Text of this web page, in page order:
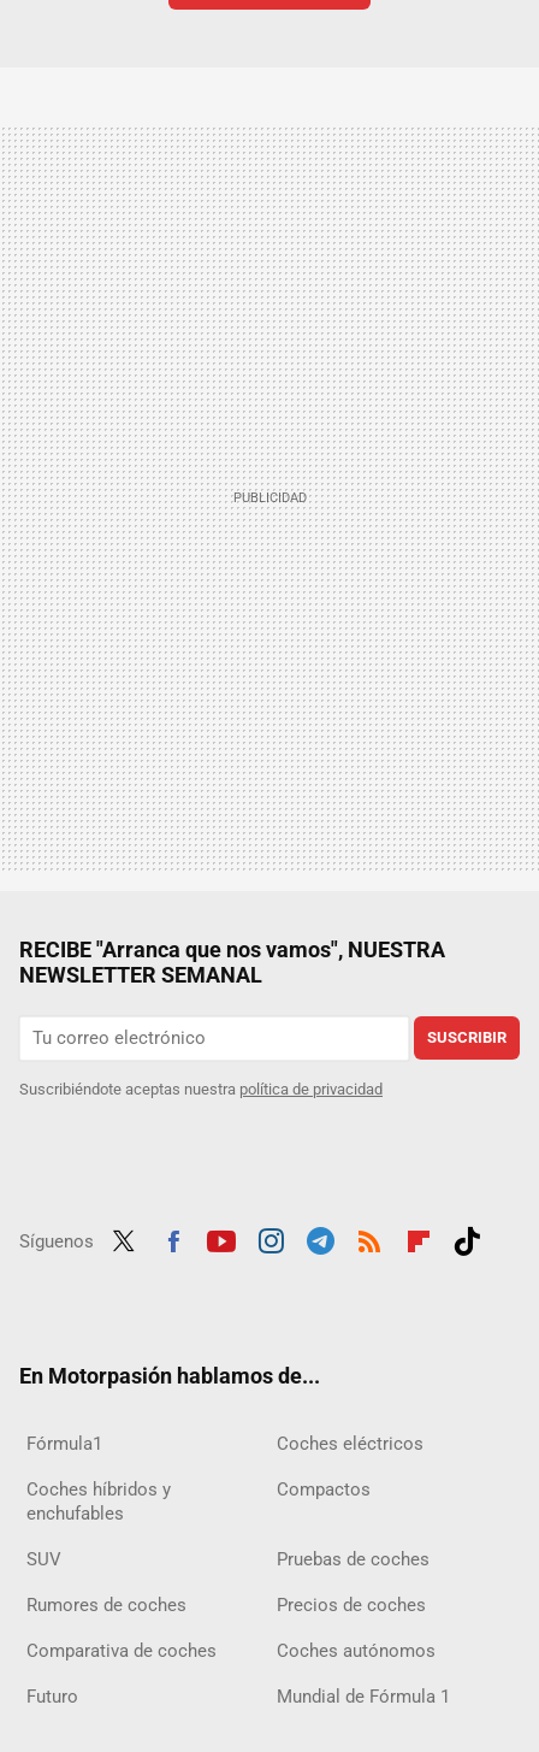
RECIBE "Arranca que nos vamos", NUESTRA
NEWSLETTER SEMANAL
SUSCRIBIR
Suscribiéndote aceptas nuestra política de privacidad
Síguenos
En Motorpasión hablamos de...
Fórmula1 Coches eléctricos
Coches híbridos y
enchufables
Compactos
SUV Pruebas de coches
Rumores de coches Precios de coches
Comparativa de coches Coches autónomos
Futuro Mundial de Fórmula 1